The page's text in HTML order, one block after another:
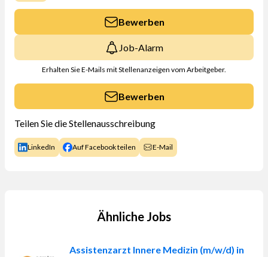
Bewerben
Job-Alarm
Erhalten Sie E-Mails mit Stellenanzeigen vom Arbeitgeber.
Bewerben
Teilen Sie die Stellenausschreibung
LinkedIn Auf Facebook teilen E-Mail
Ähnliche Jobs
Assistenzarzt Innere Medizin (m/w/d) in